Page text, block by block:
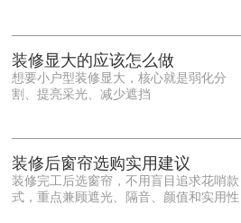
保耐用，抗风化、耐腐蚀，使用
装修显大的应该怎么做
想要小户型装修显大，核心就是弱化分
割、提亮采光、减少遮挡
装修后窗帘选购实用建议
装修完工后选窗帘，不用盲目追求花哨款
式，重点兼顾遮光、隔音、颜值和实用性